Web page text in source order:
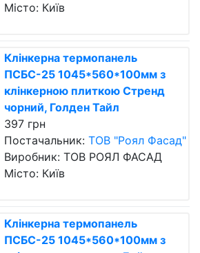
Місто: Київ
Клінкерна термопанель
ПСБС-25 1045*560*100мм з
клінкерною плиткою Стренд
чорний, Голден Тайл
397 грн
Постачальник: ТОВ "Роял Фасад"
Виробник: ТОВ РОЯЛ ФАСАД
Місто: Київ
Клінкерна термопанель
ПСБС-25 1045*560*100мм з